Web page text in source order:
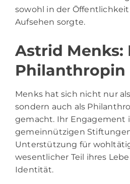
sowohl in der
Aufsehen sorgte.
Astrid Menks:
Philanthropin
Menks hat sich nicht nur
sondern auch als
gemacht. Ihr Engagement
gemeinnützigen
Unterstützung für
wesentlicher Teil ihres
Identität.